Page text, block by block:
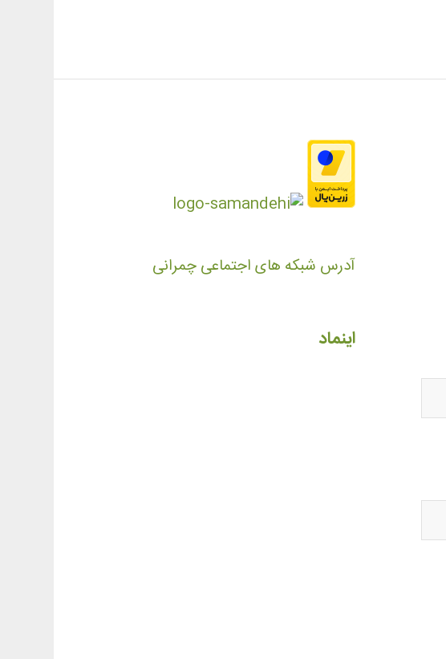
آدرس شبکه های اجتماعی چمرانی
اینماد